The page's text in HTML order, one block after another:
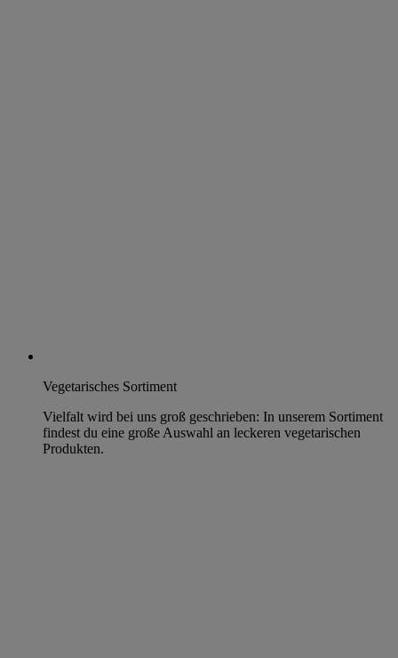
Vegetarisches Sortiment
Vielfalt wird bei uns groß geschrieben: In unserem Sortiment
findest du eine große Auswahl an leckeren vegetarischen
Produkten.